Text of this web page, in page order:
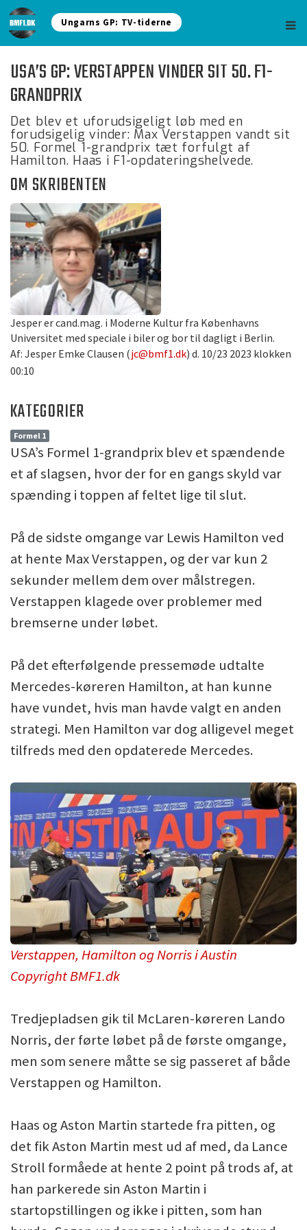
Ungarns GP: TV-tiderne
USA’S GP: VERSTAPPEN VINDER SIT 50. F1-
GRANDPRIX
Det blev et uforudsigeligt løb med en
forudsigelig vinder: Max Verstappen vandt sit
50. Formel 1-grandprix tæt forfulgt af
Hamilton. Haas i F1-opdateringshelvede.
OM SKRIBENTEN
Jesper er cand.mag. i Moderne Kultur fra Københavns
Universitet med speciale i biler og bor til dagligt i Berlin.
Af: Jesper Emke Clausen (jc@bmf1.dk) d. 10/23 2023 klokken
00:10
KATEGORIER
Formel 1
USA’s Formel 1-grandprix blev et spændende
et af slagsen, hvor der for en gangs skyld var
spænding i toppen af feltet lige til slut.
På de sidste omgange var Lewis Hamilton ved
at hente Max Verstappen, og der var kun 2
sekunder mellem dem over målstregen.
Verstappen klagede over problemer med
bremserne under løbet.
På det efterfølgende pressemøde udtalte
Mercedes-køreren Hamilton, at han kunne
have vundet, hvis man havde valgt en anden
strategi. Men Hamilton var dog alligevel meget
tilfreds med den opdaterede Mercedes.
Verstappen, Hamilton og Norris i Austin
Copyright BMF1.dk
Tredjepladsen gik til McLaren-køreren Lando
Norris, der førte løbet på de første omgange,
men som senere måtte se sig passeret af både
Verstappen og Hamilton.
Haas og Aston Martin startede fra pitten, og
det fik Aston Martin mest ud af med, da Lance
Stroll formåede at hente 2 point på trods af, at
han parkerede sin Aston Martin i
startopstillingen og ikke i pitten, som han